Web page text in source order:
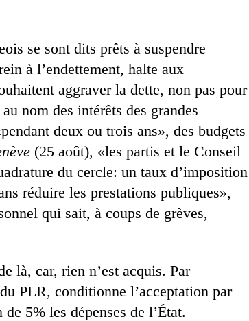
se sont dits prêts à suspendre
à l’endettement, halte aux
aggraver la dette, non pas pour
nom des intérêts des grandes
deux ou trois ans», des budgets
(25 août), «les partis et le Conseil
du cercle: un taux d’imposition
réduire les prestations publiques»,
qui sait, à coups de grèves,
là, car, rien n’est acquis. Par
PLR, conditionne l’acceptation par
5% les dépenses de l’État.